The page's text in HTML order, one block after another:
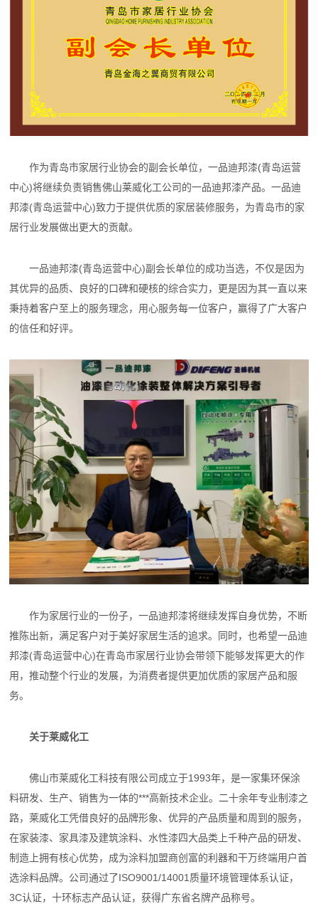
作为青岛市家居行业协会的副会长单位，一品迪邦漆(青岛运营
中心)将继续负责销售佛山莱威化工公司的一品迪邦漆产品。一品迪
邦漆(青岛运营中心)致力于提供优质的家居装修服务，为青岛市的家
居行业发展做出更大的贡献。
一品迪邦漆(青岛运营中心)副会长单位的成功当选，不仅是因为
其优异的品质、良好的口碑和硬核的综合实力，更是因为其一直以来
秉持着客户至上的服务理念，用心服务每一位客户，赢得了广大客户
的信任和好评。
作为家居行业的一份子，一品迪邦漆将继续发挥自身优势，不断
推陈出新，满足客户对于美好家居生活的追求。同时，也希望一品迪
邦漆(青岛运营中心)在青岛市家居行业协会带领下能够发挥更大的作
用，推动整个行业的发展，为消费者提供更加优质的家居产品和服
务。
关于莱威化工
佛山市莱威化工科技有限公司成立于1993年，是一家集环保涂
料研发、生产、销售为一体的***高新技术企业。二十余年专业制漆之
路，莱威化工凭借良好的品牌形象、优异的产品质量和周到的服务，
在家装漆、家具漆及建筑涂料、水性漆四大品类上千种产品的研发、
制造上拥有核心优势，成为涂料加盟商创富的利器和干万终端用户首
选涂料品牌。公司通过了ISO9001/14001质量环境管理体系认证，
3C认证，十环标志产品认证，获得广东省名牌产品称号。